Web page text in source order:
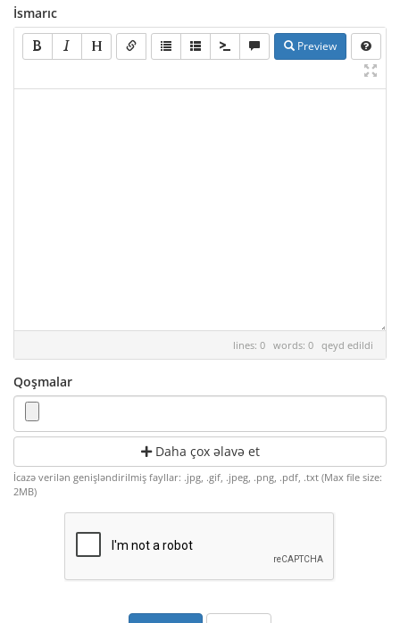
İsmarıc
Preview
lines: 0 words: 0 qeyd edildi
Qoşmalar
Daha çox əlavə et
İcazə verilən genişləndirilmiş fayllar: .jpg, .gif, .jpeg, .png, .pdf, .txt (Max file size:
2MB)